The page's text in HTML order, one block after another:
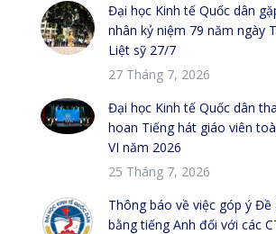
Đại học Kinh tế Quốc dân
nhân kỷ niệm 79 năm ngày
Liệt sỹ 27/7
27 Tháng 7, 2026
Đại học Kinh tế Quốc dân
hoan Tiếng hát giáo viên
VI năm 2026
25 Tháng 7, 2026
Thông báo về việc góp ý Đề
bằng tiếng Anh đối với các